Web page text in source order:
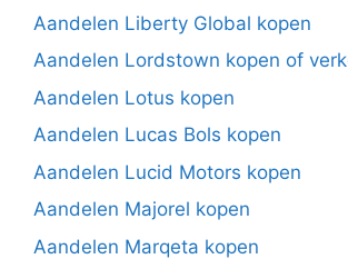
Aandelen Liberty Global kopen
Aandelen Lordstown kopen of
Aandelen Lotus kopen
Aandelen Lucas Bols kopen
Aandelen Lucid Motors kopen
Aandelen Majorel kopen
Aandelen Marqeta kopen